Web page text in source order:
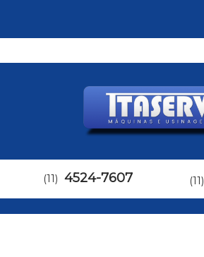
(11) 4524-7607 (11)